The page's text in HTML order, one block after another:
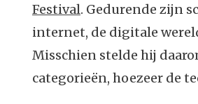
Festival. Gedurende zijn
internet, de digitale
Misschien stelde hij
categorieën, hoezeer de